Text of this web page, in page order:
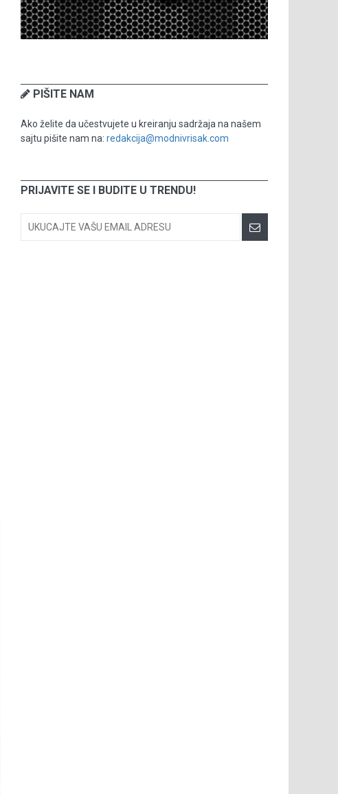
PIŠITE NAM
Ako želite da učestvujete u kreiranju sadržaja na našem
sajtu pišite nam na: redakcija@modnivrisak.com
PRIJAVITE SE I BUDITE U TRENDU!